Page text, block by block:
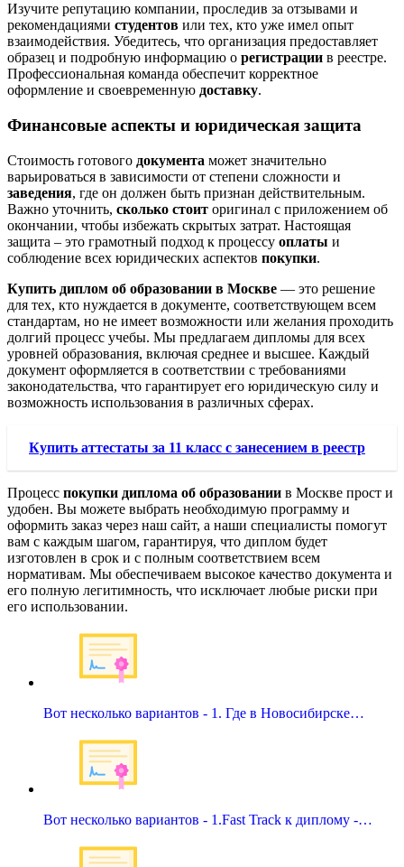
Изучите репутацию компании, проследив за отзывами и
рекомендациями студентов или тех, кто уже имел опыт
взаимодействия. Убедитесь, что организация предоставляет
образец и подробную информацию о регистрации в реестре.
Профессиональная команда обеспечит корректное
оформление и своевременную доставку.
Финансовые аспекты и юридическая защита
Стоимость готового документа может значительно
варьироваться в зависимости от степени сложности и
заведения, где он должен быть признан действительным.
Важно уточнить, сколько стоит оригинал с приложением об
окончании, чтобы избежать скрытых затрат. Настоящая
защита – это грамотный подход к процессу оплаты и
соблюдение всех юридических аспектов покупки.
Купить диплом об образовании в Москве — это решение
для тех, кто нуждается в документе, соответствующем всем
стандартам, но не имеет возможности или желания проходить
долгий процесс учебы. Мы предлагаем дипломы для всех
уровней образования, включая среднее и высшее. Каждый
документ оформляется в соответствии с требованиями
законодательства, что гарантирует его юридическую силу и
возможность использования в различных сферах.
Купить аттестаты за 11 класс с занесением в реестр
Процесс покупки диплома об образовании в Москве прост и
удобен. Вы можете выбрать необходимую программу и
оформить заказ через наш сайт, а наши специалисты помогут
вам с каждым шагом, гарантируя, что диплом будет
изготовлен в срок и с полным соответствием всем
нормативам. Мы обеспечиваем высокое качество документа и
его полную легитимность, что исключает любые риски при
его использовании.
Вот несколько вариантов - 1. Где в Новосибирске…
Вот несколько вариантов - 1.Fast Track к диплому -…